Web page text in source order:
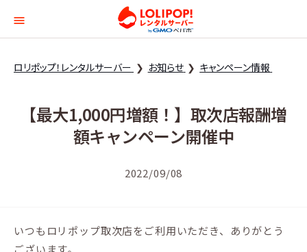
ロリポップ！レンタル
ロリポップ！レンタルサーバー お知らせ キャンペーン情報
【最大1,000円増額！】取次店報酬増
額キャンペーン開催中
2022/09/08
いつもロリポップ取次店をご利用いただき、ありがとう
ございます。